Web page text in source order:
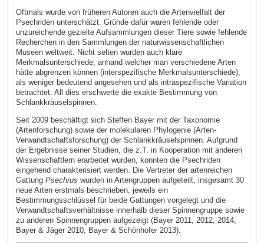
Oftmals wurde von früheren Autoren auch die Artenvielfalt der
Psechriden unterschätzt. Gründe dafür waren fehlende oder
unzureichende gezielte Aufsammlungen dieser Tiere sowie fehlende
Recherchen in den Sammlungen der naturwissenschaftlichen
Museen weltweit. Nicht selten wurden auch klare
Merkmalsunterschiede, anhand welcher man verschiedene Arten
hätte abgrenzen können (interspezifische Merkmalsunterschiede),
als weniger bedeutend angesehen und als intraspezifische Variation
betrachtet. All dies erschwerte die exakte Bestimmung von
Schlankkräuselspinnen.
Seit 2009 beschäftigt sich Steffen Bayer mit der Taxonomie
(Artenforschung) sowie der molekularen Phylogenie (Arten-
Verwandtschaftsforschung) der Schlankkräuselspinnen. Aufgrund
der Ergebnisse seiner Studien, die z.T. in Kooperation mit anderen
Wissenschaftlern erarbeitet wurden, konnten die Psechriden
eingehend charakterisiert werden. Die Vertreter der artenreichen
Gattung Psechrus wurden in Artengruppen aufgeteilt, insgesamt 30
neue Arten erstmals beschrieben, jeweils ein
Bestimmungsschlüssel für beide Gattungen vorgelegt und die
Verwandtschaftsverhältnisse innerhalb dieser Spinnengruppe sowie
zu anderen Spinnengruppen aufgezeigt (Bayer 2011, 2012, 2014;
Bayer & Jäger 2010, Bayer & Schönhofer 2013).